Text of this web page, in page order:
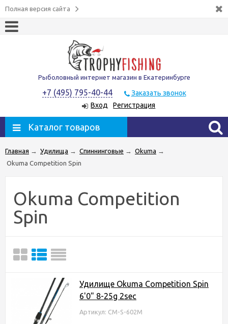
Полная версия сайта
Рыболовный интернет магазин в Екатеринбурге
+7 (495) 795-40-44
Заказать звонок
Вход
Регистрация
Каталог товаров
Главная → Удилища → Спиннинговые → Okuma →
Okuma Competition Spin
Okuma Competition
Spin
Удилище Okuma Competition Spin
6'0" 8-25g 2sec
Артикул: CM-S-602M